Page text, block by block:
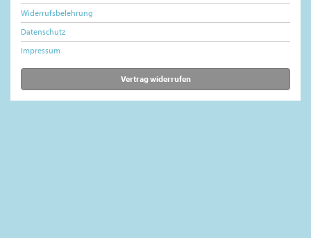
Widerrufsbelehrung
Datenschutz
Impressum
Vertrag widerrufen